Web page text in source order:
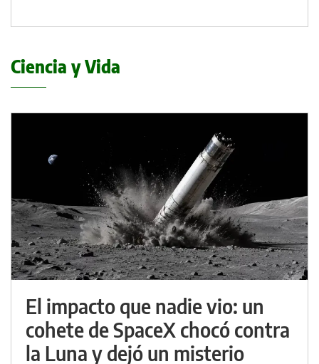
Ciencia y Vida
El impacto que nadie vio: un
cohete de SpaceX chocó contra
la Luna y dejó un misterio